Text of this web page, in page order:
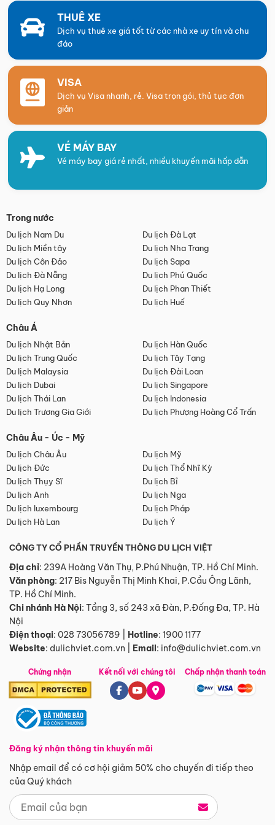
THUÊ XE
Dịch vụ thuê xe giá tốt từ các nhà xe uy tín và chu
đáo
VISA
Dịch vụ Visa nhanh, rẻ. Visa trọn gói, thủ tục đơn
giản
VÉ MÁY BAY
Vé máy bay giá rẻ nhất, nhiều khuyến mãi hấp dẫn
Trong nước
Du lịch Nam Du
Du lịch Đà Lạt
Du lịch Miền tây
Du lịch Nha Trang
Du lịch Côn Đảo
Du lịch Sapa
Du lịch Đà Nẵng
Du lịch Phú Quốc
Du lịch Hạ Long
Du lịch Phan Thiết
Du lịch Quy Nhơn
Du lịch Huế
Châu Á
Du lịch Nhật Bản
Du lịch Hàn Quốc
Du lịch Trung Quốc
Du lịch Tây Tạng
Du lịch Malaysia
Du lịch Đài Loan
Du lịch Dubai
Du lịch Singapore
Du lịch Thái Lan
Du lịch Indonesia
Du lịch Trương Gia Giới
Du lịch Phượng Hoàng Cổ Trấn
Châu Âu - Úc - Mỹ
Du lịch Châu Âu
Du lịch Mỹ
Du lịch Đức
Du lịch Thổ Nhĩ Kỳ
Du lịch Thụy Sĩ
Du lịch Bỉ
Du lịch Anh
Du lịch Nga
Du lịch luxembourg
Du lịch Pháp
Du lịch Hà Lan
Du lịch Ý
CÔNG TY CỔ PHẦN TRUYỀN THÔNG DU LỊCH VIỆT
Địa chỉ: 239A Hoàng Văn Thụ, P.Phú Nhuận, TP. Hồ Chí Minh.
Văn phòng: 217 Bis Nguyễn Thị Minh Khai, P.Cầu Ông Lãnh,
TP. Hồ Chí Minh.
Chi nhánh Hà Nội: Tầng 3, số 243 xã Đàn, P.Đống Đa, TP. Hà
Nội
Điện thoại: 028 73056789 Hotline: 1900 1177
Website: dulichviet.com.vn Email: info@dulichviet.com.vn
Chứng nhận
Đăng ký nhận thông tin khuyến mãi
Nhập email để có cơ hội giảm 50% cho chuyến đi tiếp theo
của Quý khách
Kết nối với chúng tôi Chấp nhận thanh toán